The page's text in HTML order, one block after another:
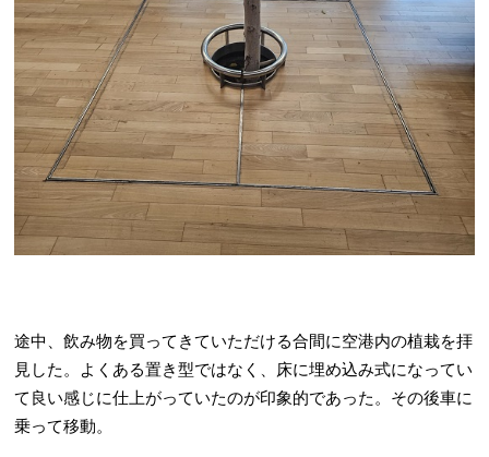
途中、飲み物を買ってきていただける合間に空港内の植栽を拝
見した。よくある置き型ではなく、床に埋め込み式になってい
て良い感じに仕上がっていたのが印象的であった。その後車に
乗って移動。